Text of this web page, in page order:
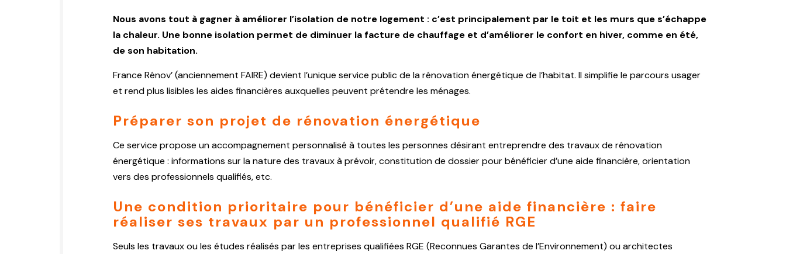
Nous avons tout à gagner à améliorer l’isolation de notre logement : c’est principalement par le toit et les murs que s’échappe
la chaleur. Une bonne isolation permet de diminuer la facture de chauffage et d’améliorer le confort en hiver, comme en été,
de son habitation.
France Rénov’ (anciennement FAIRE) devient l’unique service public de la rénovation énergétique de l’habitat. Il simplifie le parcours usager
et rend plus lisibles les aides financières auxquelles peuvent prétendre les ménages.
Préparer son projet de rénovation énergétique
Ce service propose un accompagnement personnalisé à toutes les personnes désirant entreprendre des travaux de rénovation
énergétique : informations sur la nature des travaux à prévoir, constitution de dossier pour bénéficier d’une aide financière, orientation
vers des professionnels qualifiés, etc.
Une condition prioritaire pour bénéficier d’une aide financière : faire
réaliser ses travaux par un professionnel qualifié RGE
Seuls les travaux ou les études réalisés par les entreprises qualifiées RGE (Reconnues Garantes de l’Environnement) ou architectes